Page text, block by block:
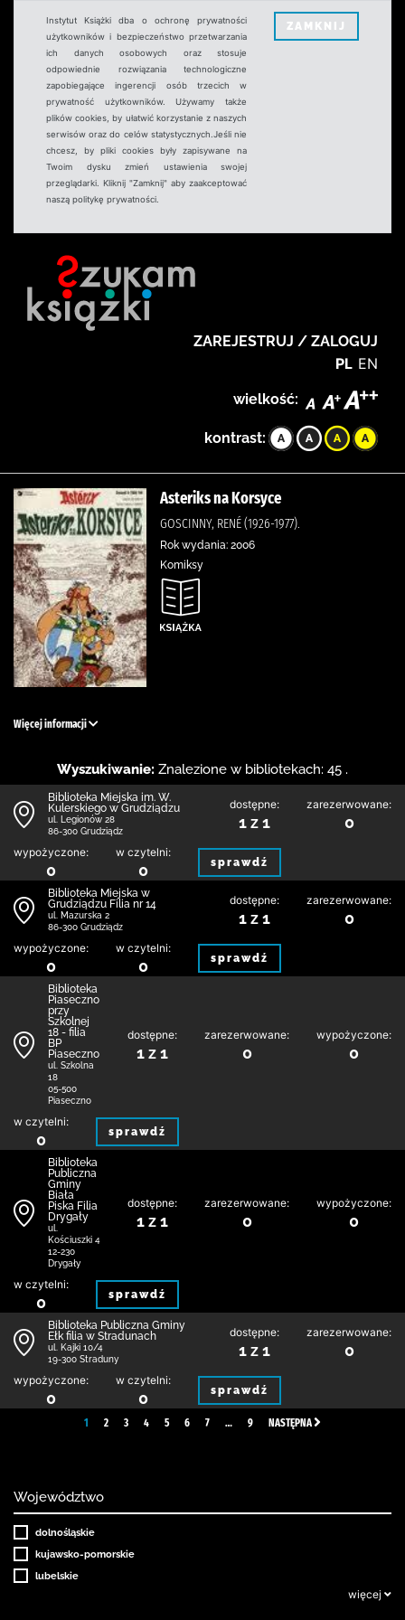
Instytut Książki dba o ochronę prywatności
użytkowników i bezpieczeństwo przetwarzania
ich danych osobowych oraz stosuje
odpowiednie rozwiązania technologiczne
zapobiegające ingerencji osób trzecich w
prywatność użytkowników. Używamy także
plików cookies, by ułatwić korzystanie z naszych
serwisów oraz do celów statystycznych.Jeśli nie
chcesz, by pliki cookies były zapisywane na
Twoim dysku zmień ustawienia swojej
przeglądarki. Kliknij "Zamknij" aby zaakceptować
naszą politykę prywatności.
ZAMKNIJ
ZAREJESTRUJ / ZALOGUJ
PL EN
wielkość:
kontrast:
Asteriks na Korsyce
GOSCINNY, RENÉ (1926-1977).
Rok wydania: 2006
Komiksy
Więcej informacji
Wyszukiwanie: Znalezione w bibliotekach: 45 .
Biblioteka Miejska im. W.
Kulerskiego w Grudziądzu
ul. Legionów 28
86-300 Grudziądz
dostępne:
1 z 1
zarezerwowane:
0
wypożyczone:
0
w czytelni:
0 sprawdź
Biblioteka Miejska w
Grudziądzu Filia nr 14
ul. Mazurska 2
86-300 Grudziądz
dostępne:
1 z 1
zarezerwowane:
0
wypożyczone:
0
w czytelni:
0 sprawdź
Biblioteka
Piaseczno
przy
Szkolnej
18 - filia
BP
Piaseczno
ul. Szkolna
18
05-500
Piaseczno
dostępne:
1 z 1
zarezerwowane:
0
wypożyczone:
0
w czytelni:
0 sprawdź
Biblioteka
Publiczna
Gminy
Biała
Piska Filia
Drygały
ul.
Kościuszki 4
12-230
Drygały
dostępne:
1 z 1
zarezerwowane:
0
wypożyczone:
0
w czytelni:
0 sprawdź
Biblioteka Publiczna Gminy
Ełk filia w Stradunach
ul. Kajki 10/4
19-300 Straduny
dostępne:
1 z 1
zarezerwowane:
0
wypożyczone:
0
w czytelni:
0 sprawdź
1 2 3 4 5 6 7 … 9 NASTĘPNA
Województwo
dolnośląskie
kujawsko-pomorskie
lubelskie
więcej